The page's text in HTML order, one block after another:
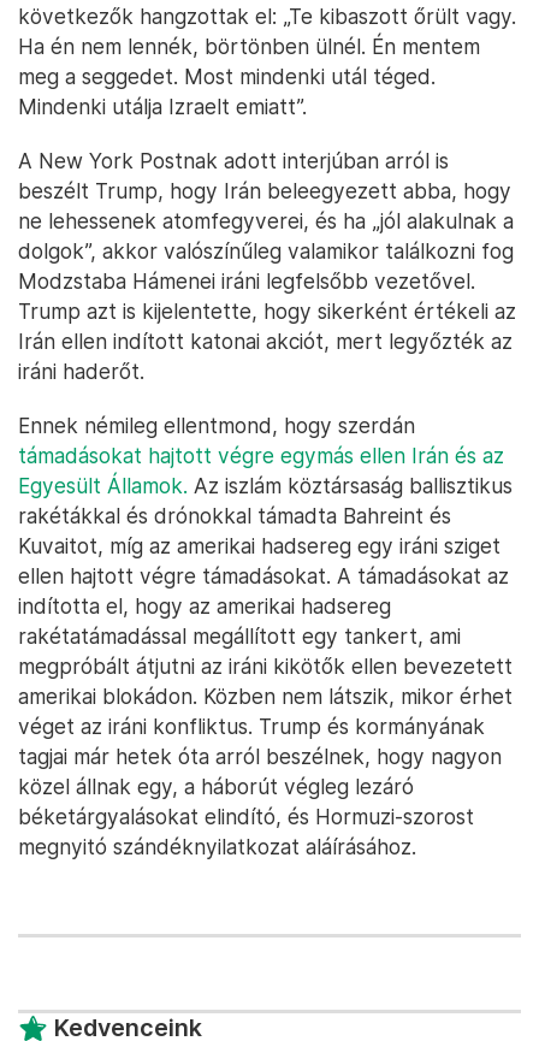
következők hangzottak el: „Te kibaszott őrült vagy.
Ha én nem lennék, börtönben ülnél. Én mentem
meg a seggedet. Most mindenki utál téged.
Mindenki utálja Izraelt emiatt”.
A New York Postnak adott interjúban arról is
beszélt Trump, hogy Irán beleegyezett abba, hogy
ne lehessenek atomfegyverei, és ha „jól alakulnak a
dolgok”, akkor valószínűleg valamikor találkozni fog
Modzstaba Hámenei iráni legfelsőbb vezetővel.
Trump azt is kijelentette, hogy sikerként értékeli az
Irán ellen indított katonai akciót, mert legyőzték az
iráni haderőt.
Ennek némileg ellentmond, hogy szerdán
támadásokat hajtott végre egymás ellen Irán és az
Egyesült Államok. Az iszlám köztársaság ballisztikus
rakétákkal és drónokkal támadta Bahreint és
Kuvaitot, míg az amerikai hadsereg egy iráni sziget
ellen hajtott végre támadásokat. A támadásokat az
indította el, hogy az amerikai hadsereg
rakétatámadással megállított egy tankert, ami
megpróbált átjutni az iráni kikötők ellen bevezetett
amerikai blokádon. Közben nem látszik, mikor érhet
véget az iráni konfliktus. Trump és kormányának
tagjai már hetek óta arról beszélnek, hogy nagyon
közel állnak egy, a háborút végleg lezáró
béketárgyalásokat elindító, és Hormuzi-szorost
megnyitó szándéknyilatkozat aláírásához.
Kedvenceink